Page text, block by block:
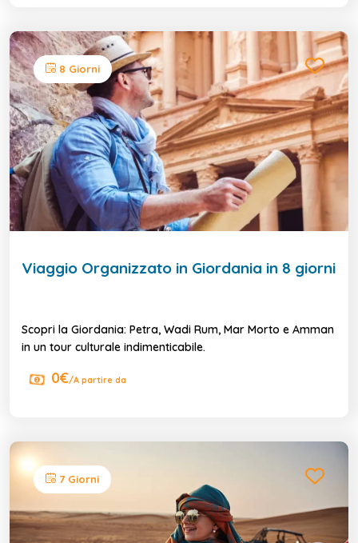
8 Giorni
Viaggio Organizzato in Giordania in 8 giorni
Scopri la Giordania: Petra, Wadi Rum, Mar Morto e Amman
in un tour culturale indimenticabile.
0€/A partire da
7 Giorni